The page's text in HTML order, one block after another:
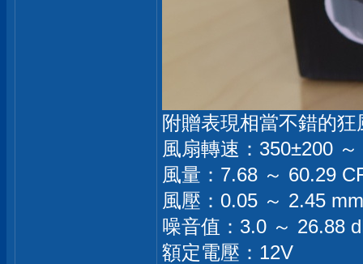
附贈表現相當不錯的狂
風扇轉速：350±200
風量：7.68 ～ 60.29
風壓：0.05 ～ 2.45
噪音值：3.0 ～ 26.88
額定電壓：12V